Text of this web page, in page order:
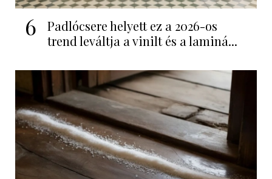
6
Padlócsere helyett ez a 2026-os
trend leváltja a vinilt és a laminá...